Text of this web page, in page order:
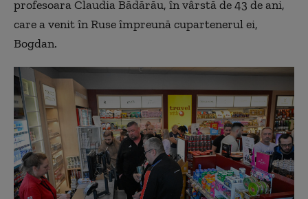
profesoara Claudia Bădărău, în vârstă de 43 de ani,
care a venit în Ruse împreună cupartenerul ei,
Bogdan.